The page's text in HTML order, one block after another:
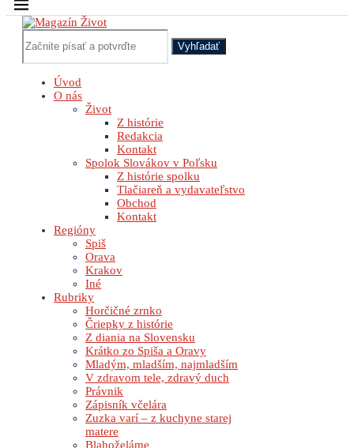
Vyhľadať
Úvod
O nás
Život
Z histórie
Redakcia
Kontakt
Spolok Slovákov v Poľsku
Z histórie spolku
Tlačiareň a vydavateľstvo
Obchod
Kontakt
Regióny
Spiš
Orava
Krakov
Iné
Rubriky
Horčičné zrnko
Čriepky z histórie
Z diania na Slovensku
Krátko zo Spiša a Oravy
Mladým, mladším, najmladším
V zdravom tele, zdravý duch
Právnik
Zápisník včelára
Zuzka varí – z kuchyne starej
matere
Blahoželáme